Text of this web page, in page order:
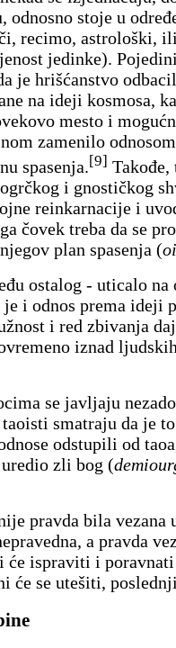
odnosno stoje u
recimo, astrološki,
jedinke).
je hrišćanstvo
na ideji kosmosa,
mesto i
zamenilo
spasenja.[9]
i gnostičkog
reinkarnacije i
čovek treba da se
plan spasenja (
ostalog - uticalo na
i odnos prema ideji
i red zbivanja
iznad
se javljaju
smatraju da je
odstupili od
zli bog (
pravda bila vezana
a pravda
ispraviti i poravnati
će se utešiti,